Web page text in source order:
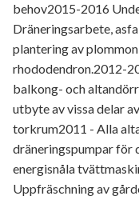
behov2015-2016
Dräneringsarbete,
plantering av
rhododendron.2012-
balkong- och
utbyte av vissa delar
torkrum2011 - Alla
dräneringspumpar för
energisnåla
Uppfräschning av